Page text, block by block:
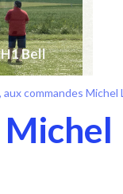
aux commandes Michel
Michel